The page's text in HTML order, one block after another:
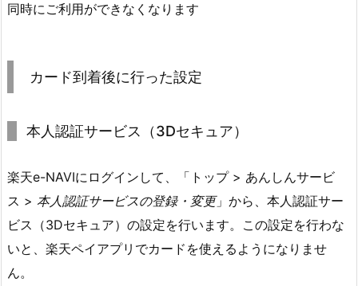
同時にご利用ができなくなります
カード到着後に行った設定
本人認証サービス（3Dセキュア）
楽天e-NAVIにログインして、「トップ > あんしんサービ
ス > 本人認証サービスの登録・変更」から、本人認証サー
ビス（3Dセキュア）の設定を行います。この設定を行わな
いと、楽天ペイアプリでカードを使えるようになりませ
ん。